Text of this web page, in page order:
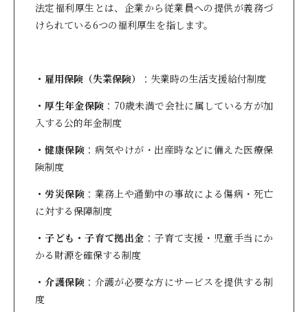
法定福利厚生とは、企業から従業員への提供が義務づ
けられている6つの福利厚生を指します。
・雇用保険（失業保険）
：失業時の生活支援給付制度
・厚生年金保険 ：70歳未満で会社に属している方が加
入する公的年金制度
・健康保険 ：病気やけが・出産時などに備えた医療保
険制度
・労災保険 ：業務上や通勤中の事故による傷病・死亡
に対する保障制度
・子ども・子育て拠出金 ：子育て支援・児童手当にか
かる財源を確保する制度
・介護保険 ：介護が必要な方にサービスを提供する制
度